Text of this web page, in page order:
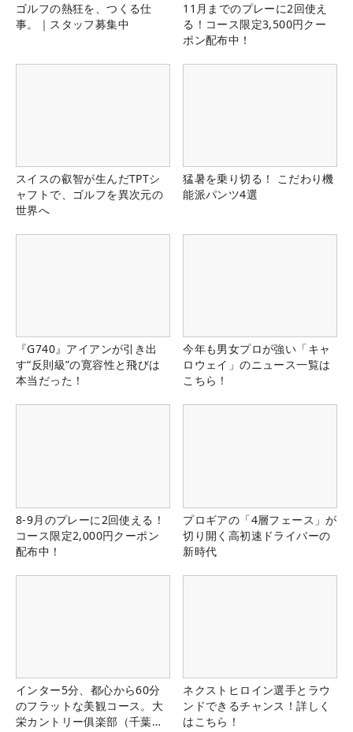
ゴルフの熱狂を、つくる仕
事。｜スタッフ募集中
11月までのプレーに2回使え
る！コース限定3,500円クー
ポン配布中！
スイスの叡智が生んだTPTシ
ャフトで、ゴルフを異次元の
世界へ
猛暑を乗り切る！ こだわり機
能派パンツ4選
『G740』アイアンが引き出
す“反則級”の寛容性と飛びは
本当だった！
今年も男女プロが強い「キャ
ロウェイ」のニュース一覧は
こちら！
8-9月のプレーに2回使える！
コース限定2,000円クーポン
配布中！
プロギアの「4層フェース」が
切り開く高初速ドライバーの
新時代
インター5分、都心から60分
のフラットな美観コース。大
栄カントリー俱楽部（千葉
ネクストヒロイン選手とラウ
ンドできるチャンス！詳しく
はこちら！